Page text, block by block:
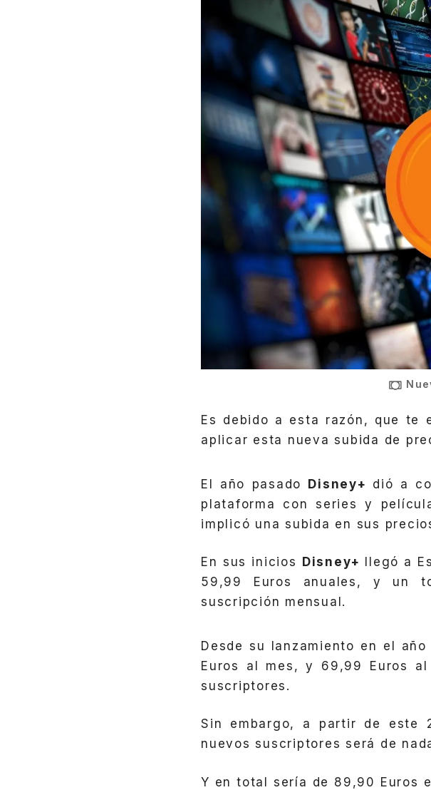
Es debido a esta razón, que te
aplicar esta nueva subida de
El año pasado Disney+ dió a
plataforma con series y
implicó una subida en sus
En sus inicios Disney+
llegó a
59,99 Euros anuales, y un
suscripción mensual.
Desde su lanzamiento en el
Euros al mes, y 69,99 Euros
suscriptores.
Sin embargo, a partir de este
nuevos suscriptores será de
Y en total sería de 89,90 Euros